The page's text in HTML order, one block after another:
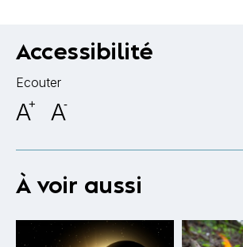
Accessibilité
Ecouter
A+ A-
À voir aussi